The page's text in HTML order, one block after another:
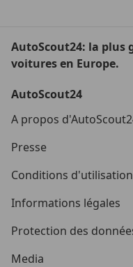
AutoScout24: la plus
voitures en Europe.
AutoScout24
A propos
Presse
Conditions d'utilisation
Informations légales
Protection des
Media